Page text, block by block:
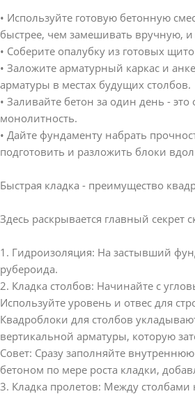
• Используйте готовую бетонную
быстрее, чем замешивать вручную, и
• Соберите опалубку из готовых
• Заложите арматурный каркас и
арматуры в местах будущих столбов.
• Заливайте бетон за один день - это
монолитность.
• Дайте фундаменту набрать
подготовить и разложить блоки
Быстрая кладка - преимущество
Здесь раскрывается главный секрет
1. Гидроизоляция: На застывший
рубероида.
2. Кладка столбов: Начинайте с
Используйте уровень и отвес для
Квадроблоки для столбов
вертикальной арматуры, которую
Совет: Сразу заполняйте
бетоном по мере роста кладки,
3. Кладка пролетов: Между столбами